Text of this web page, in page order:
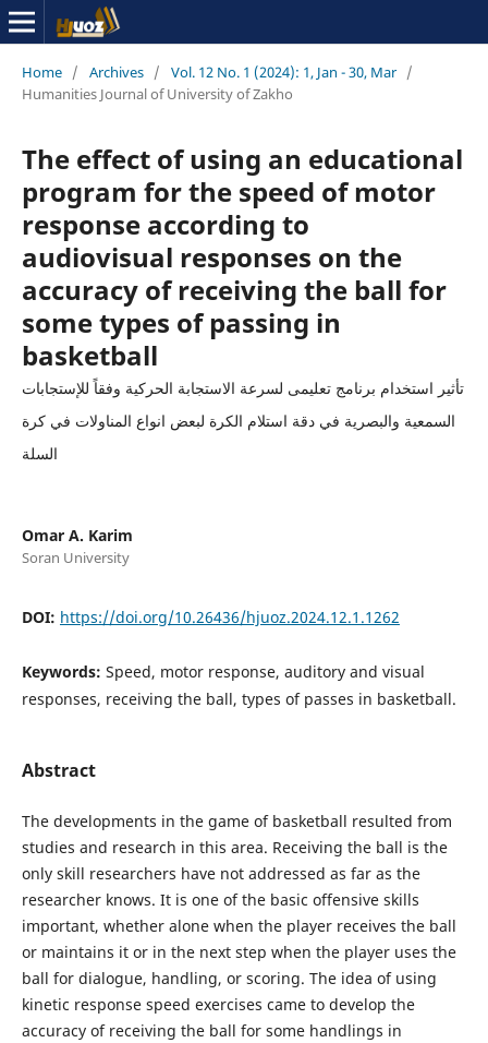
Home / Archives / Vol. 12 No. 1 (2024): 1, Jan - 30, Mar /
Humanities Journal of University of Zakho
The effect of using an educational
program for the speed of motor
response according to
audiovisual responses on the
accuracy of receiving the ball for
some types of passing in
basketball
تأثير استخدام برنامج تعلیمی لسرعة الاستجابة الحركية وفقاً للإستجابات
السمعية والبصرية في دقة استلام الكرة لبعض انواع المناولات في كرة
السلة
Omar A. Karim
Soran University
DOI: https://doi.org/10.26436/hjuoz.2024.12.1.1262
Keywords: Speed, motor response, auditory and visual
responses, receiving the ball, types of passes in basketball.
Abstract
The developments in the game of basketball resulted from
studies and research in this area. Receiving the ball is the
only skill researchers have not addressed as far as the
researcher knows. It is one of the basic offensive skills
important, whether alone when the player receives the ball
or maintains it or in the next step when the player uses the
ball for dialogue, handling, or scoring. The idea of using
kinetic response speed exercises came to develop the
accuracy of receiving the ball for some handlings in